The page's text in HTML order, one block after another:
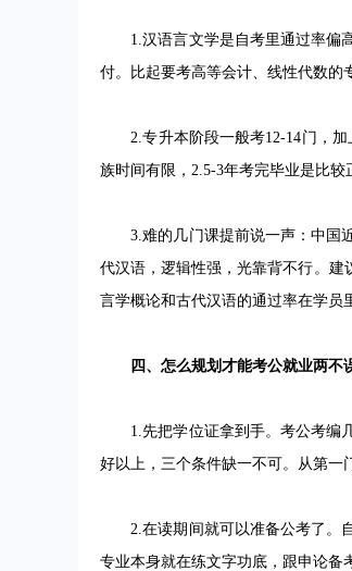
1.汉语言文学是自考里通过率偏高
付。比起要考高等会计、线性代数的
2.专升本阶段一般考12-14门，加
族时间有限，2.5-3年考完毕业是比较
3.难的几门课提前说一声：中国近
代汉语，逻辑性强，光靠背不行。
言学概论和古代汉语的通过率在学员
四、怎么规划才能考公就业两不
1.先把学位证拿到手。考公考编几
好以上，三个条件缺一不可。从第一
2.在读期间就可以准备公考了。自
专业本身就在练文字功底，跟申论备